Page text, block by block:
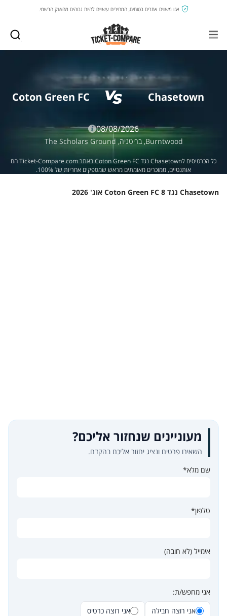
אנו משווים אתרים בטוחים, המחירים עשויים להיות גבוהים מהשוק הרשמי.
Chasetown
Coton Green FC
08/08/2026
Burntwood, בריטניה, The Scholars Ground
כל הכרטיסים לChasetown נגד Coton Green FC באתר Ticket-Compare.com הם
אותנטיים, ממוכרים מאומתים מראש שמספקים אחריות של 100%.
Chasetown נגד Coton Green FC 8 אוג' 2026
מעוניינים שנחזור אליכם?
השאירו פרטים ונציג יחזור אליכם בהקדם.
שם מלא*
טלפון*
אימייל (לא חובה)
אני מחפש/ת:
אני רוצה חבילה
אני רוצה כרטיס